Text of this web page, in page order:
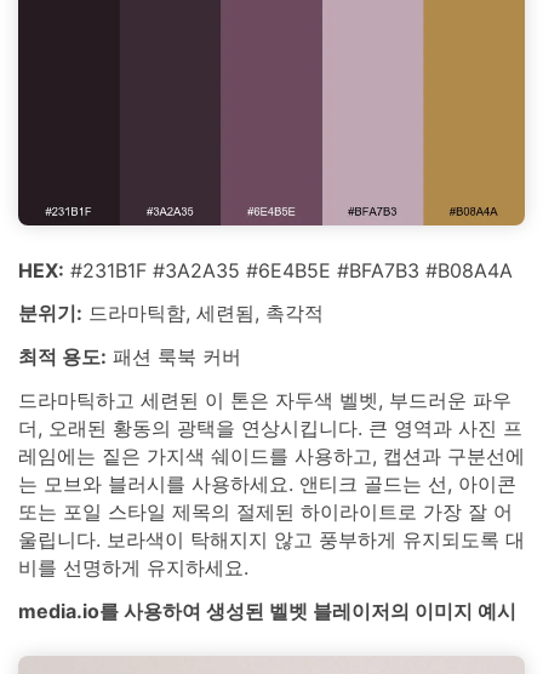
HEX: #231B1F #3A2A35 #6E4B5E #BFA7B3 #B08A4A
분위기: 드라마틱함, 세련됨, 촉각적
최적 용도: 패션 룩북 커버
드라마틱하고 세련된 이 톤은 자두색 벨벳, 부드러운 파우
더, 오래된 황동의 광택을 연상시킵니다. 큰 영역과 사진 프
레임에는 짙은 가지색 쉐이드를 사용하고, 캡션과 구분선에
는 모브와 블러시를 사용하세요. 앤티크 골드는 선, 아이콘
또는 포일 스타일 제목의 절제된 하이라이트로 가장 잘 어
울립니다. 보라색이 탁해지지 않고 풍부하게 유지되도록 대
비를 선명하게 유지하세요.
media.io를 사용하여 생성된 벨벳 블레이저의 이미지 예시